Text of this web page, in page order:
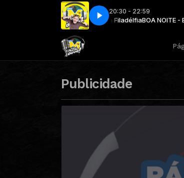
20:30 - 22:59
BOA NOITE - ESPÍRITO SANTO
Shirley Carvalhães - Quem
Publicidade